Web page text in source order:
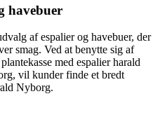
havebuer
af espalier og havebuer, der
smag. Ved at benytte sig af
med espalier harald
vil kunder finde et bredt
Nyborg.